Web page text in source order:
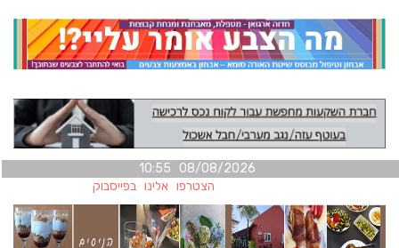
08/08/2026 10:55
הצטרפו אלינו בפייסבוק